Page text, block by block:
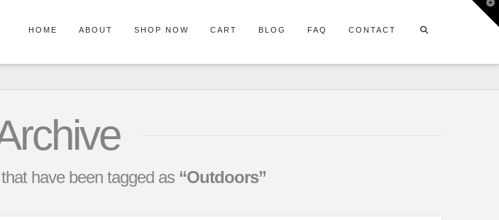
HOME ABOUT SHOP NOW CART BLOG FAQ CONTACT
have been tagged as “Outdoors”